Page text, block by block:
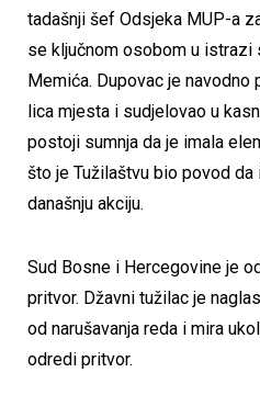
tadašnji šef Odsjeka MUP-a
se ključnom osobom u istrazi
Memića. Dupovac je
lica mjesta i sudjelovao u
postoji sumnja da je imala
što je Tužilaštvu bio povod
današnju akciju.
Sud Bosne i Hercegovine je
pritvor. Džavni tužilac je
od narušavanja reda i mira
odredi pritvor.